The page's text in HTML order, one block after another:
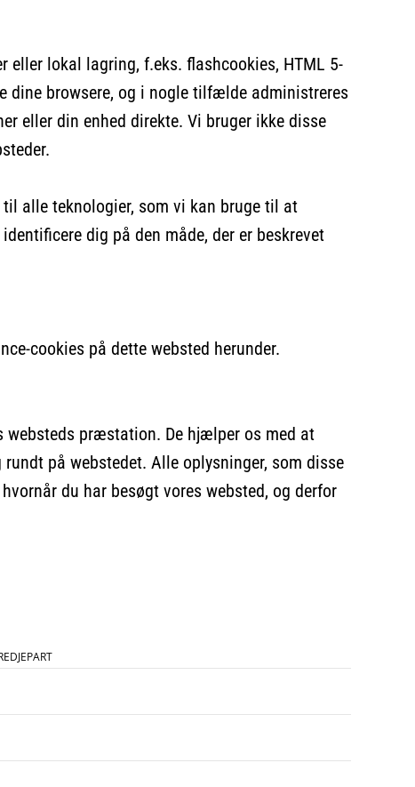
eller lokal lagring, f.eks. flashcookies, HTML 5-
dine browsere, og i nogle tilfælde administreres
eller din enhed direkte. Vi bruger ikke disse
til alle teknologier, som vi kan bruge til at
dig på den måde, der er beskrevet
cookies på dette websted herunder.
websteds præstation. De hjælper os med at
på webstedet. Alle oplysninger, som disse
du har besøgt vores websted, og derfor